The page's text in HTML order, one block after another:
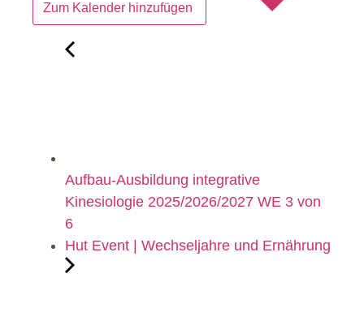
Zum Kalender hinzufügen
Aufbau-Ausbildung integrative
Kinesiologie 2025/2026/2027 WE 3 von
6
Hut Event | Wechseljahre und Ernährung